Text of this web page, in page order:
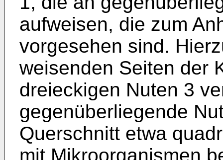
aufweisen, die zum
vorgesehen sind.
weisenden Seiten der
dreieckigen Nuten 3
gegenüberliegende
Querschnitt etwa
mit Mikroorganismen